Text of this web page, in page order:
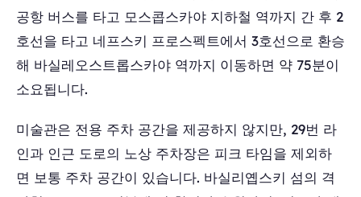
공항 버스를 타고 모스콥스카야 지하철 역까지 간 후 2
호선을 타고 네프스키 프로스펙트에서 3호선으로 환승
해 바실레오스트롭스카야 역까지 이동하면 약 75분이
소요됩니다.
미술관은 전용 주차 공간을 제공하지 않지만, 29번 라
인과 인근 도로의 노상 주차장은 피크 타임을 제외하
면 보통 주차 공간이 있습니다. 바실리옙스키 섬의 격